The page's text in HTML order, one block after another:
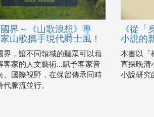
界～《山歌浪想》專
山歌攜手現代爵士風！
界，讓不同領域的聽眾可以藉
客家的人文藝術...賦予客家音
、國際視野，在保留傳承同時
脈流並行。
《從
小說的
本書以「
直探晚清
小說研究